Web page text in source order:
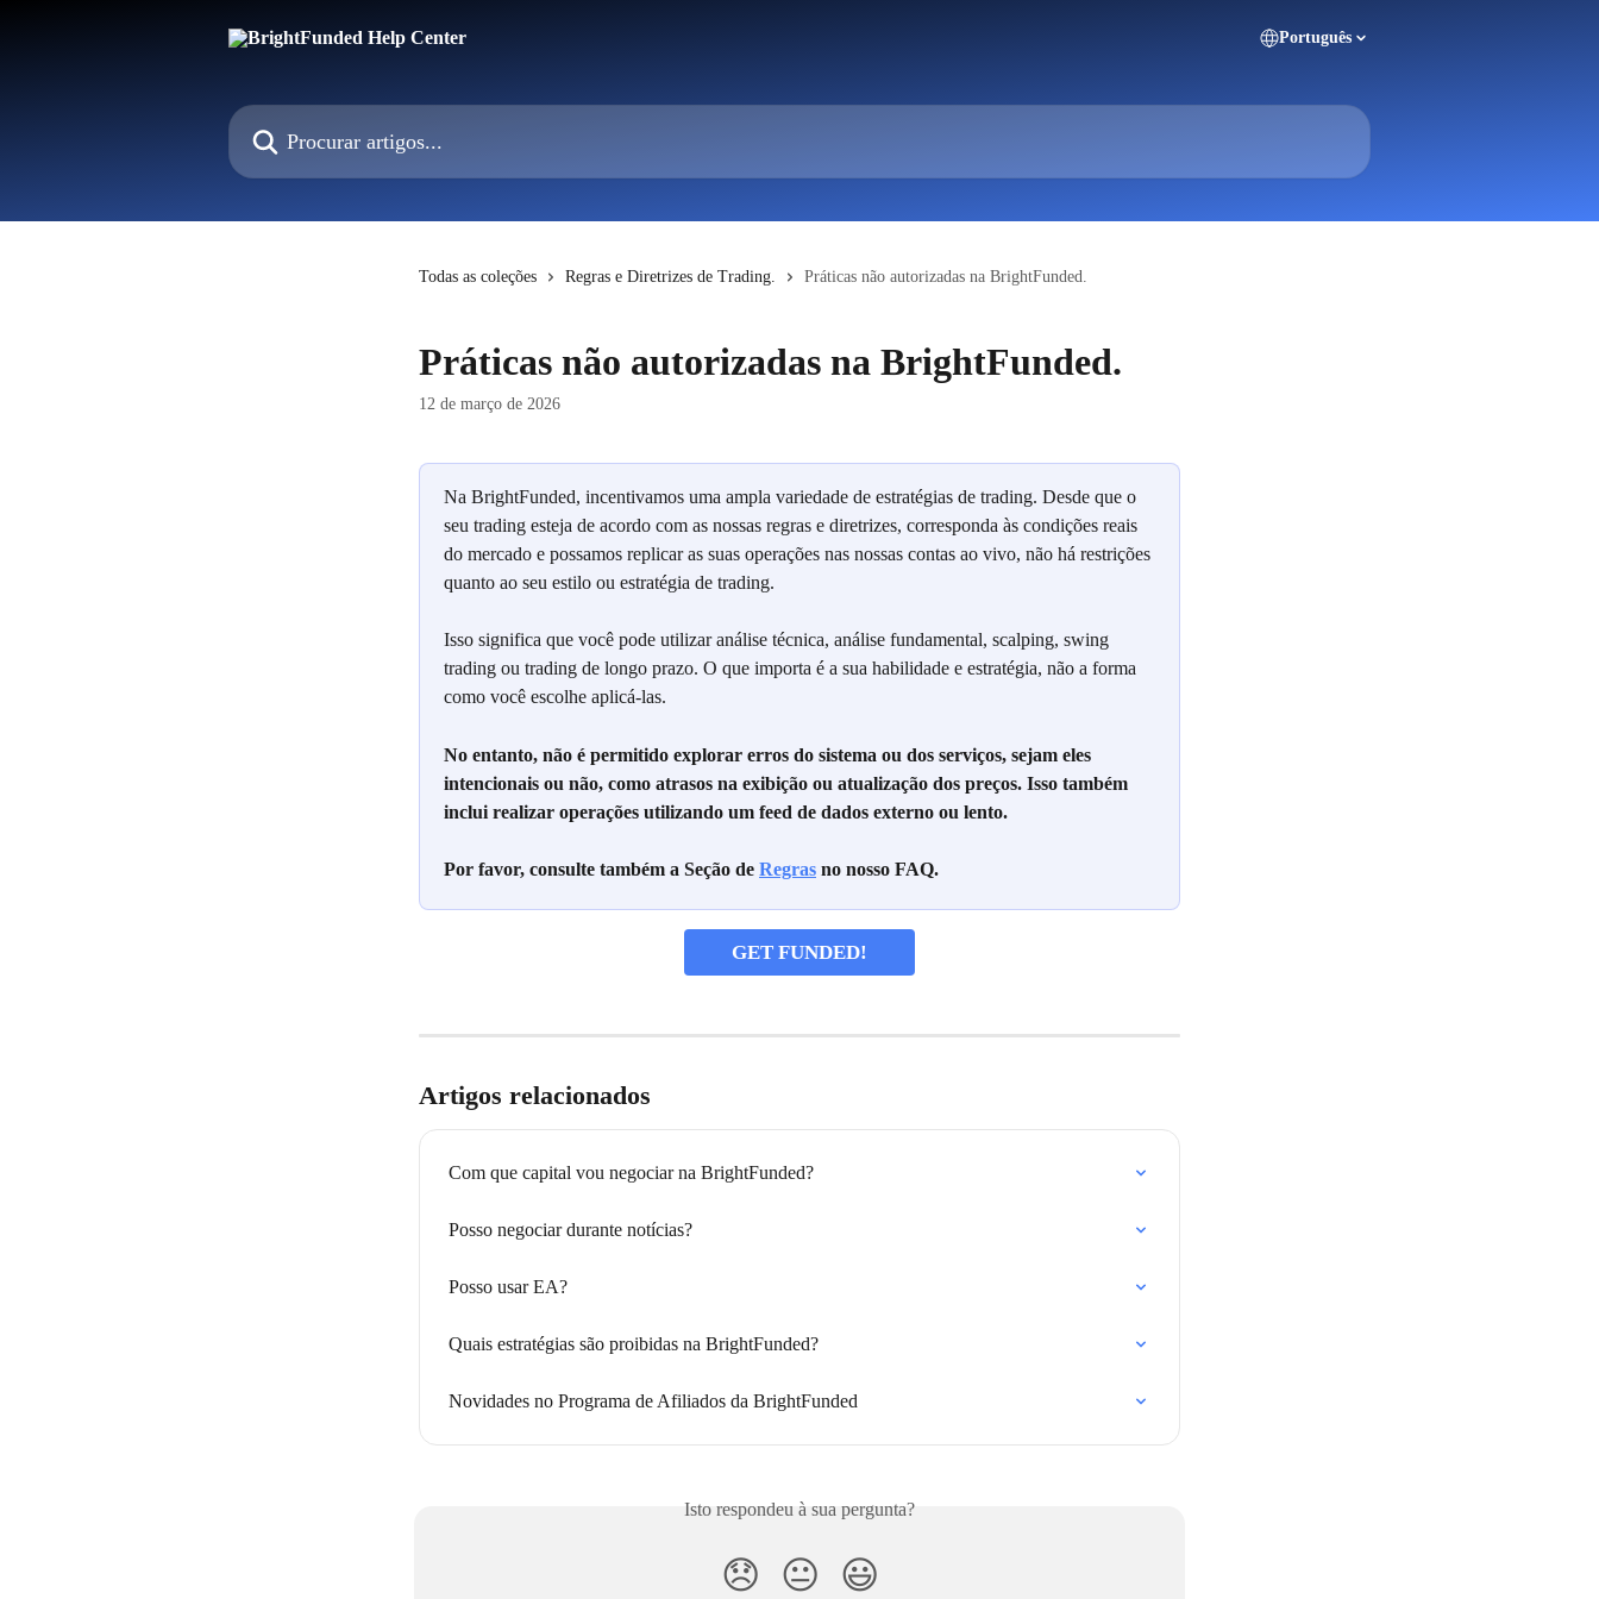
Português
Procurar artigos...
Todas as coleções Regras e Diretrizes de Trading. Práticas não autorizadas na BrightFunded.
Práticas não autorizadas na BrightFunded.
12 de março de 2026
Na BrightFunded, incentivamos uma ampla variedade de estratégias de trading. Desde que o
seu trading esteja de acordo com as nossas regras e diretrizes, corresponda às condições reais
do mercado e possamos replicar as suas operações nas nossas contas ao vivo, não há restrições
quanto ao seu estilo ou estratégia de trading.
Isso significa que você pode utilizar análise técnica, análise fundamental, scalping, swing
trading ou trading de longo prazo. O que importa é a sua habilidade e estratégia, não a forma
como você escolhe aplicá-las.
No entanto, não é permitido explorar erros do sistema ou dos serviços, sejam eles
intencionais ou não, como atrasos na exibição ou atualização dos preços. Isso também
inclui realizar operações utilizando um feed de dados externo ou lento.
Por favor, consulte também a Seção de Regras no nosso FAQ.
GET FUNDED!
Artigos relacionados
Com que capital vou negociar na BrightFunded?
Posso negociar durante notícias?
Posso usar EA?
Quais estratégias são proibidas na BrightFunded?
Novidades no Programa de Afiliados da BrightFunded
Isto respondeu à sua pergunta?
😞 😐 😃